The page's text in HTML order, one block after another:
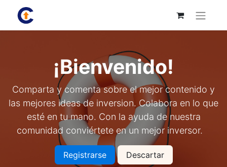
¡Bienvenido!
Comparta y comenta sobre el mejor contenido y
las mejores ideas de inversion. Colabora en lo que
esté en tu mano. Con la ayuda de nuestra
comunidad conviértete en un mejor inversor.
Registrarse Descartar